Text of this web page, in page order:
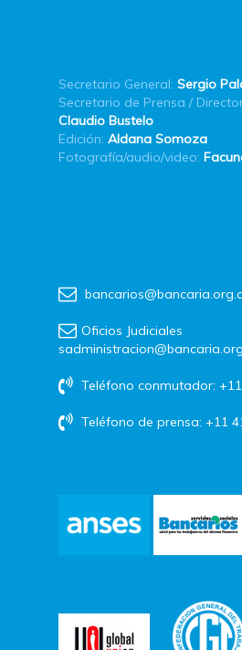
Secretario General: Sergio
Secretario de Prensa /
Claudio Bustelo
Edición: Aldana Somoza
Fotografía/audio/video:
Oficios Judiciales
Teléfono conmutador:
Teléfono de prensa: +11